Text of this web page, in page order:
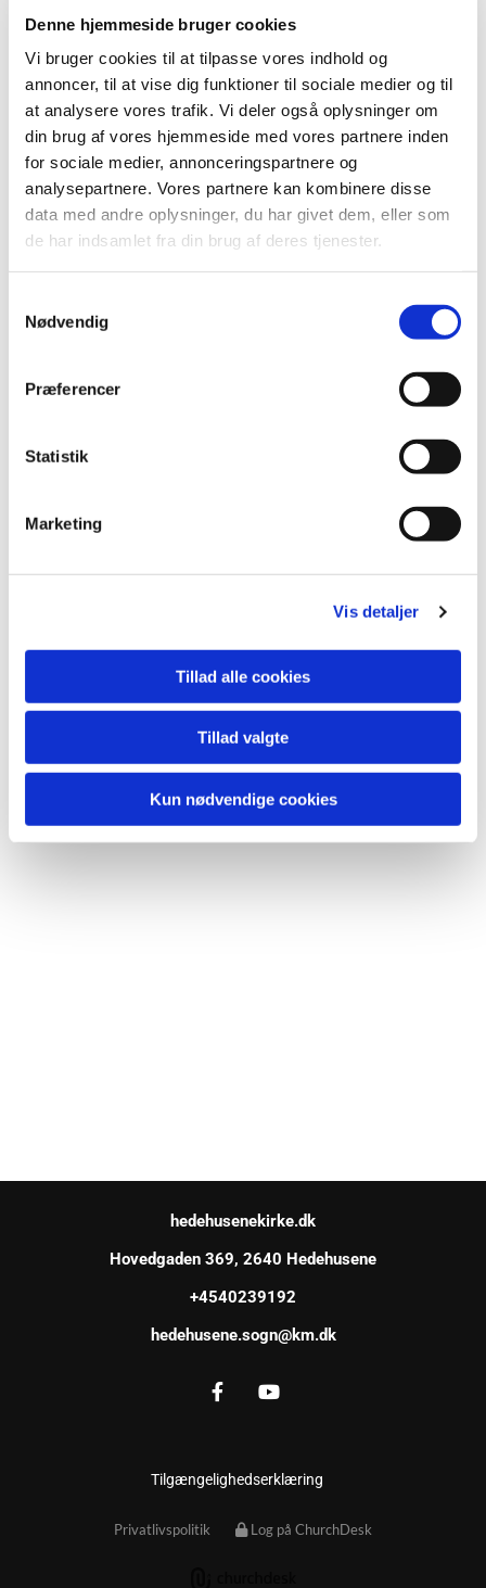
Denne hjemmeside bruger cookies
Vi bruger cookies til at tilpasse vores indhold og
annoncer, til at vise dig funktioner til sociale medier og til
at analysere vores trafik. Vi deler også oplysninger om
din brug af vores hjemmeside med vores partnere inden
for sociale medier, annonceringspartnere og
analysepartnere. Vores partnere kan kombinere disse
data med andre oplysninger, du har givet dem, eller som
de har indsamlet fra din brug af deres tjenester.
Nødvendig
Præferencer
Statistik
Marketing
Vis detaljer
Tillad alle cookies
Tillad valgte
Kun nødvendige cookies
Vores dygtige korleder Sandra laver babysalmesang
for babyer mellem ca. 3 og 12 måneder.
Læs mere om Babysalmesang og tilmeld digHER.
Du vil måske også kunne lide...
hedehusenekirke.dk
Hovedgaden 369, 2640 Hedehusene
+4540239192
hedehusene.sogn@km.dk
Tilgængelighedserklæring
Privatlivspolitik Log på ChurchDesk